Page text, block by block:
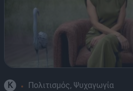
K Πολιτισμός, Ψυχαγωγία